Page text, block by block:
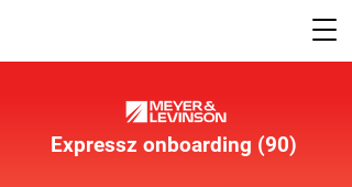
Expressz onboarding (90)